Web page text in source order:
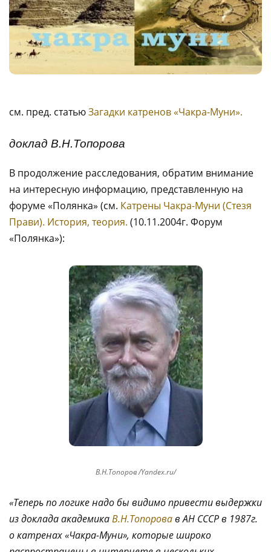
см. пред. статьюЗагадки катренов «Чакра-Муни».
доклад В.Н.Топорова
В продолжение расследования, обратим внимание
на интересную информацию, представленную на
форуме «Полянка» (см. Катрены Чакра-Муни (Стезя
Прави). История, теория. (10.11.2004г. Форум
«Полянка»):
В.Н.Топоров /Yandex.ru/
«Теперь по логике надо бы видимо привести выдержки
из доклада академикаВ.Н.Топоровав АН СССР в 1987г.
о катренах «Чакра-Муни», которые широко